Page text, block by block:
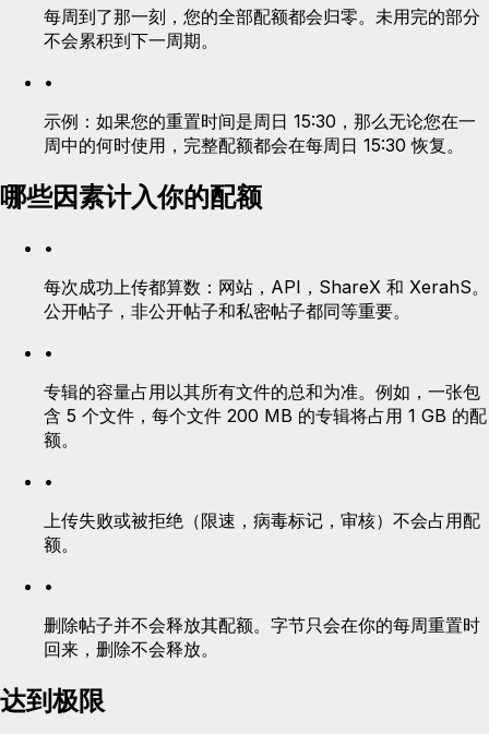
每周到了那一刻，您的全部配额都会归零。未用完的部分
不会累积到下一周期。
•
示例：如果您的重置时间是周日 15:30，那么无论您在一
周中的何时使用，完整配额都会在每周日 15:30 恢复。
哪些因素计入你的配额
•
每次成功上传都算数：网站，API，ShareX 和 XerahS。
公开帖子，非公开帖子和私密帖子都同等重要。
•
专辑的容量占用以其所有文件的总和为准。例如，一张包
含 5 个文件，每个文件 200 MB 的专辑将占用 1 GB 的配
额。
•
上传失败或被拒绝（限速，病毒标记，审核）不会占用配
额。
•
删除帖子并不会释放其配额。字节只会在你的每周重置时
回来，删除不会释放。
达到极限